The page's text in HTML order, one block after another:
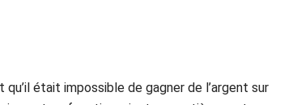
était impossible de gagner de l’argent sur